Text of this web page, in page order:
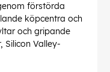
förstörda
köpcentra och
och gripande
Silicon Valley-